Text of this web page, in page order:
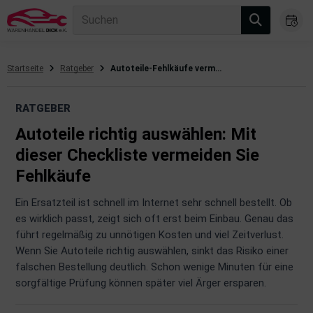
Suchen
Startseite Ratgeber Autoteile-Fehlkäufe vermeiden
RATGEBER
Autoteile richtig auswählen: Mit
dieser Checkliste vermeiden Sie
Fehlkäufe
Ein Ersatzteil ist schnell im Internet sehr schnell bestellt. Ob
es wirklich passt, zeigt sich oft erst beim Einbau. Genau das
führt regelmäßig zu unnötigen Kosten und viel Zeitverlust.
Wenn Sie Autoteile richtig auswählen, sinkt das Risiko einer
falschen Bestellung deutlich. Schon wenige Minuten für eine
sorgfältige Prüfung können später viel Ärger ersparen.
Anbauteile
Signalanlage